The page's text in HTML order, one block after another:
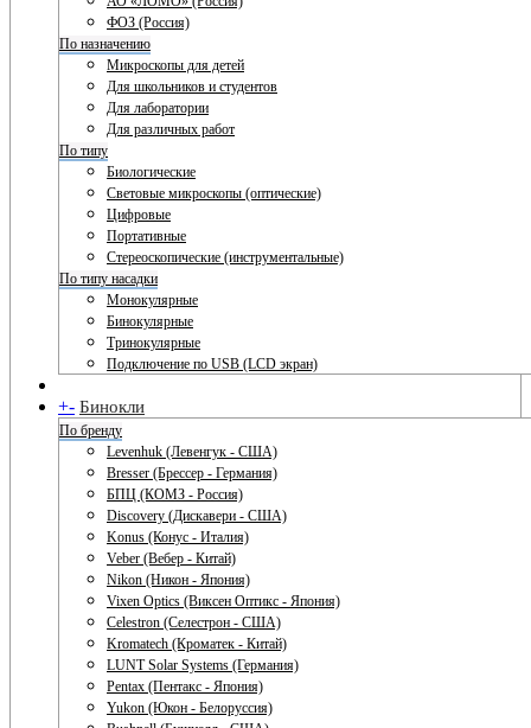
ФОЗ (Россия)
По назначению
Микроскопы для детей
Для школьников и студентов
Для лаборатории
Для различных работ
По типу
Биологические
Световые микроскопы (оптические)
Цифровые
Портативные
Стереоскопические (инструментальные)
По типу насадки
Монокулярные
Бинокулярные
Тринокулярные
Подключение по USB (LCD экран)
+- Бинокли
По бренду
Levenhuk (Левенгук - США)
Bresser (Брессер - Германия)
БПЦ (КОМЗ - Россия)
Discovery (Дискавери - США)
Konus (Конус - Италия)
Veber (Вебер - Китай)
Nikon (Никон - Япония)
Vixen Optics (Виксен Оптикс - Япония)
Celestron (Селестрон - США)
Kromatech (Кроматек - Китай)
LUNT Solar Systems (Германия)
Pentax (Пентакс - Япония)
Yukon (Юкон - Белоруссия)